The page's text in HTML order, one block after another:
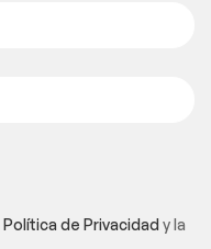
Política de Privacidady la